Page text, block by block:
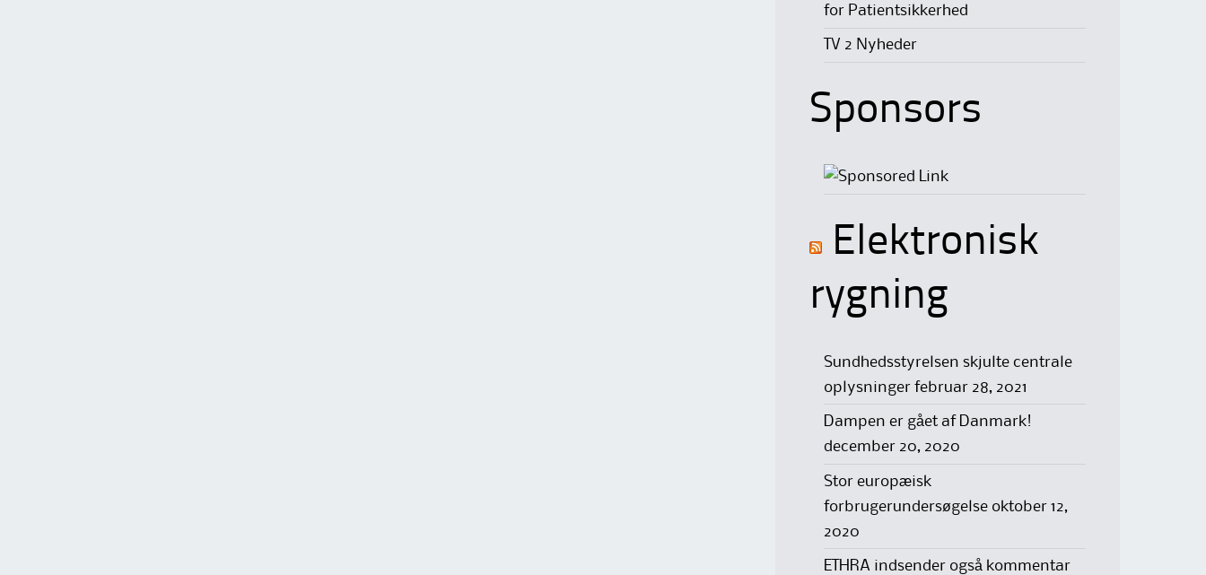
for Patientsikkerhed
TV 2 Nyheder
Sponsors
Elektronisk
rygning
Sundhedsstyrelsen skjulte centrale
oplysninger februar 28, 2021
Dampen er gået af Danmark!
december 20, 2020
Stor europæisk
forbrugerundersøgelse oktober 12,
2020
ETHRA indsender også kommentar